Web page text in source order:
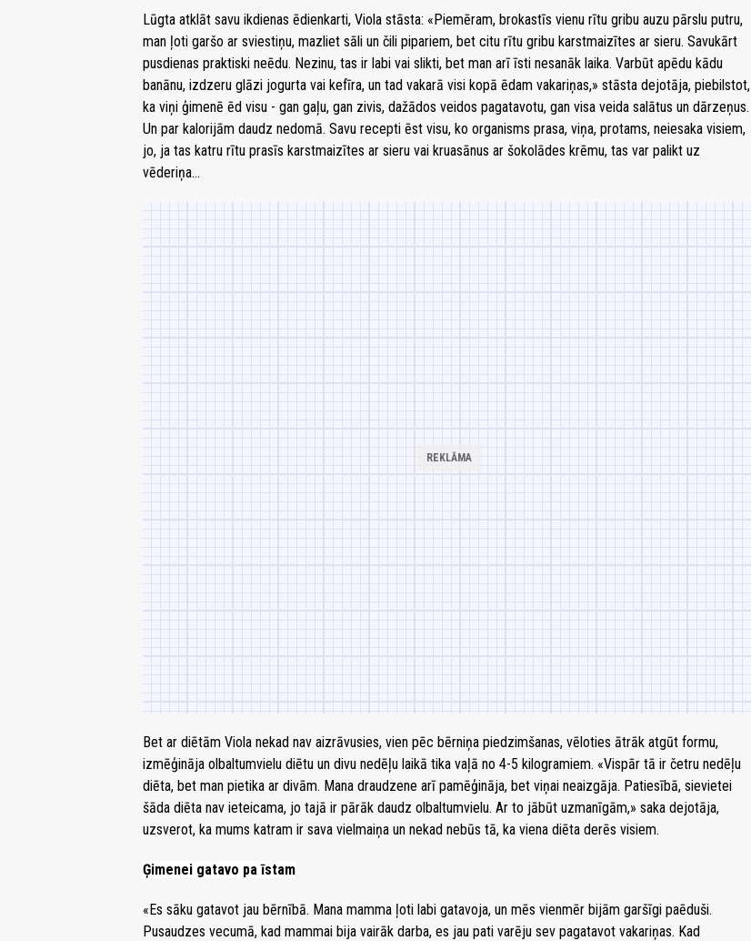
Lūgta atklāt savu ikdienas ēdienkarti, Viola stāsta: «Piemēram, brokastīs vienu rītu gribu auzu pārslu putru,
man ļoti garšo ar sviestiņu, mazliet sāli un čili pipariem, bet citu rītu gribu karstmaizītes ar sieru. Savukārt
pusdienas praktiski neēdu. Nezinu, tas ir labi vai slikti, bet man arī īsti nesanāk laika. Varbūt apēdu kādu
banānu, izdzeru glāzi jogurta vai kefīra, un tad vakarā visi kopā ēdam vakariņas,» stāsta dejotāja, piebilstot,
ka viņi ģimenē ēd visu - gan gaļu, gan zivis, dažādos veidos pagatavotu, gan visa veida salātus un dārzeņus.
Un par kalorijām daudz nedomā. Savu recepti ēst visu, ko organisms prasa, viņa, protams, neiesaka visiem,
jo, ja tas katru rītu prasīs karstmaizītes ar sieru vai kruasānus ar šokolādes krēmu, tas var palikt uz
vēderiņa…
Bet ar diētām Viola nekad nav aizrāvusies, vien pēc bērniņa piedzimšanas, vēloties ātrāk atgūt formu,
izmēģināja olbaltumvielu diētu un divu nedēļu laikā tika vaļā no 4-5 kilogramiem. «Vispār tā ir četru nedēļu
diēta, bet man pietika ar divām. Mana draudzene arī pamēģināja, bet viņai neaizgāja. Patiesībā, sievietei
šāda diēta nav ieteicama, jo tajā ir pārāk daudz olbaltumvielu. Ar to jābūt uzmanīgām,» saka dejotāja,
uzsverot, ka mums katram ir sava vielmaiņa un nekad nebūs tā, ka viena diēta derēs visiem.
Ģimenei gatavo pa īstam
«Es sāku gatavot jau bērnībā. Mana mamma ļoti labi gatavoja, un mēs vienmēr bijām garšīgi paēduši.
Pusaudzes vecumā, kad mammai bija vairāk darba, es jau pati varēju sev pagatavot vakariņas. Kad